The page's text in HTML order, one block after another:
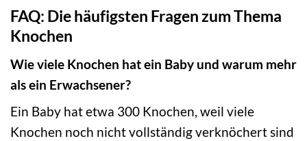
FAQ: Die häufigsten Fragen zum Thema
Knochen
Wie viele Knochen hat ein Baby und warum mehr
als ein Erwachsener?
Ein Baby hat etwa 300 Knochen, weil viele
Knochen noch nicht vollständig verknöchert sind